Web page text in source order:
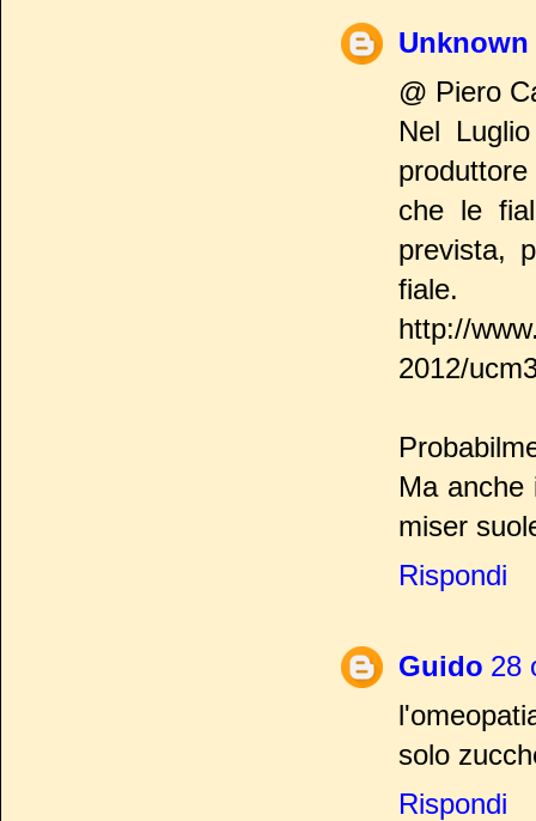
Unknown
@ Piero
Nel
che le
prevista,
fiale.
http://
2012/
Ma anche
miser
Rispondi
Guido 28
solo
Rispondi